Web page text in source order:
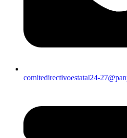
comitedirectivoestatal24-